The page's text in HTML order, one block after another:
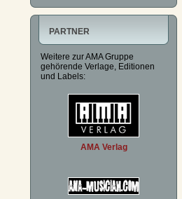
PARTNER
Weitere zur AMA Gruppe
gehörende Verlage, Editionen
und Labels:
AMA Verlag